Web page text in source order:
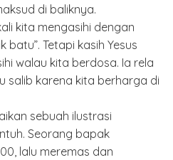
di baliknya.
kita mengasihi dengan
batu”. Tetapi kasih Yesus
walau kita berdosa. Ia rela
salib karena kita berharga di
sebuah ilustrasi
Seorang bapak
lalu meremas dan